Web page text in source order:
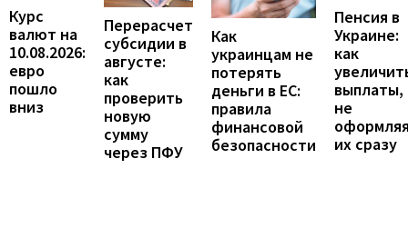
Курс
валют на
10.08.2026:
евро
пошло
вниз
Перерасчет
субсидии в
августе:
как
проверить
новую
сумму
через ПФУ
Как
украинцам не
потерять
деньги в ЕС:
правила
финансовой
безопасности
Пенсия в
Украине:
как
выплаты,
не
их сразу